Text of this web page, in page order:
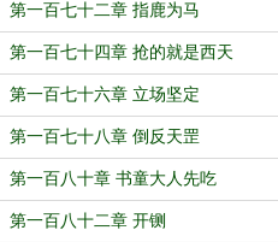
第一百七十二章 指鹿为马
第一百七十四章 抢的就是西天
第一百七十六章 立场坚定
第一百七十八章 倒反天罡
第一百八十章 书童大人先吃
第一百八十二章 开铡